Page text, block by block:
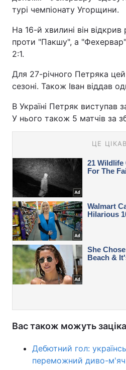
турі чемпіонату Угорщини.
На 16-й хвилині він відкрив
проти "Пакшу", а
2:1.
Для 27-річного Петряка
сезоні. Також Іван віддав
В Україні Петряк виступав
У нього також 5 матчів за
Вас також можуть
Дебютний гол:
переможний диво-м'яч